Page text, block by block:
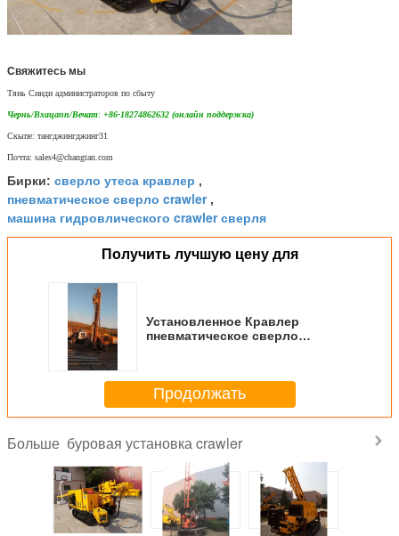
Свяжитесь мы
Тянь Синди администраторов по сбыту
Чернь/Вхацапп/Вечат: +86-18274862632 (онлайн поддержка)
Скыпе: тангджингджинг31
Почта: sales4@changtan.com
Бирки: сверло утеса кравлер ,
пневматическое сверло crawler,
машина гидровлического crawler сверля
Получить лучшую цену для
Установленное Кравлер
пневматическое сверло
взрывая
Продолжать
Больше буровая установка crawler